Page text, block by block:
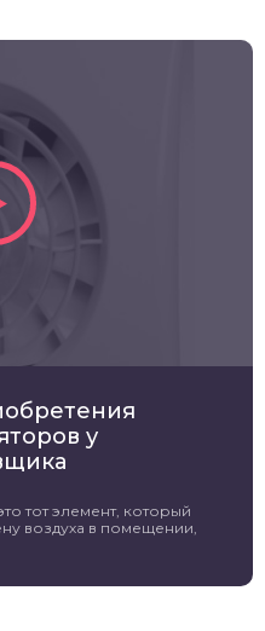
у
тот элемент, который
воздуха в помещении,